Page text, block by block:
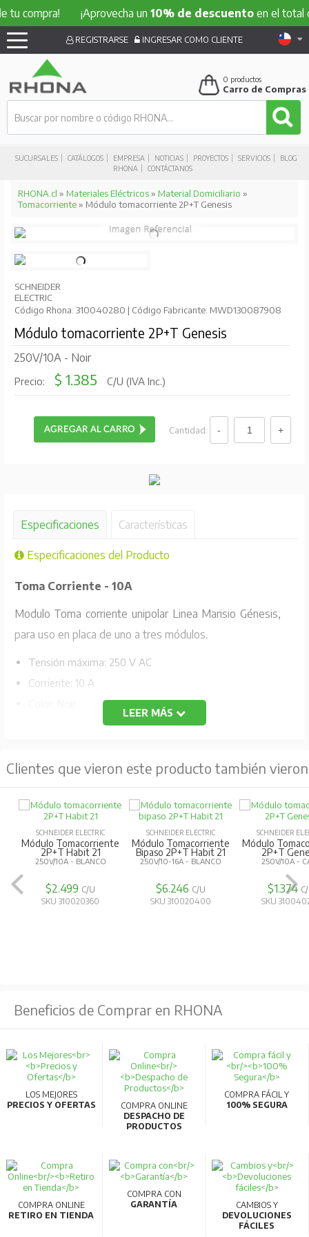
compra! ¡Aprovecha un10% de descuentoen el total de
SUCURSALES CATÁLOGOS EMPRESA NOTICIAS PROYECTOS SERVICIOS
BLOG
RHONA
CONTÁCTANOS
REGISTRARSE INGRESAR COMO CLIENTE
0 productos
Carro de Compras
RHONA.cl » Materiales Eléctricos» Material Domiciliario »
Tomacorriente» Módulo tomacorriente 2P+T Genesis
SCHNEIDER
ELECTRIC
Código Rhona: 310040280 | Código Fabricante: MWD130087908
Módulo tomacorriente 2P+T Genesis
250V/10A - Noir
Precio: $ 1.385 C/U (IVA Inc.)
Cantidad:
Especificaciones Características
Especificaciones del Producto
Toma Corriente - 10A
Modulo Toma corriente unipolar Linea Marisio Génesis,
para uso en placa de uno a tres módulos.
Tensión máxima: 250 V AC
Corriente: 10 A
Código Fabricante: MWD130087908
LEER MÁS
Clientes que vieron este producto también vieron
SCHNEIDER ELECTRIC
Módulo Tomacorriente
2P+T Genesis
250V/10A - CAFÉ
$1.374 C/U
SKU 310040260
SCHNEIDER ELECTRIC
Toma Corriente Blanco
10/16A 1 MÓDULO
SKU 310120270
SCHNEIDER
Toma
10/16A 1
$921C/
SKU
Beneficios de Comprar en RHONA
LOS MEJORES
PRECIOS Y OFERTAS
COMPRA ONLINE
DESPACHO DE
PRODUCTOS
COMPRA FÁCIL Y
100% SEGURA
COMPRA ONLINE
RETIRO EN TIENDA
COMPRA CON
GARANTÍA
CAMBIOS Y
DEVOLUCIONES
FÁCILES